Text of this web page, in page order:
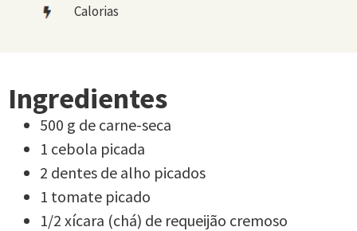
Calorias
Ingredientes
500 g de carne-seca
1 cebola picada
2 dentes de alho picados
1 tomate picado
1/2 xícara (chá) de requeijão cremoso